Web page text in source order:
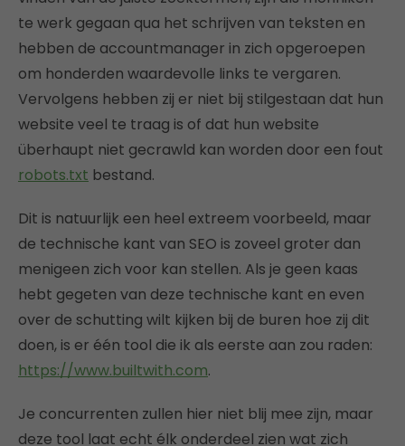
te werk gegaan qua het schrijven van teksten en
hebben de accountmanager in zich opgeroepen
om honderden waardevolle links te vergaren.
Vervolgens hebben zij er niet bij stilgestaan dat hun
website veel te traag is of dat hun website
überhaupt niet gecrawld kan worden door een fout
robots.txt bestand.
Dit is natuurlijk een heel extreem voorbeeld, maar
de technische kant van SEO is zoveel groter dan
menigeen zich voor kan stellen. Als je geen kaas
hebt gegeten van deze technische kant en even
over de schutting wilt kijken bij de buren hoe zij dit
doen, is er één tool die ik als eerste aan zou raden:
https://www.builtwith.com.
Je concurrenten zullen hier niet blij mee zijn, maar
deze tool laat echt élk onderdeel zien wat zich